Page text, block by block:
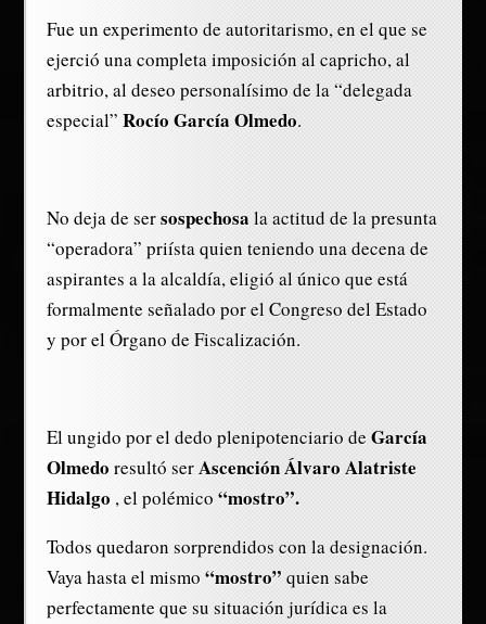
Fue un experimento de autoritarismo, en el que se
ejerció una completa imposición al capricho, al
arbitrio, al deseo personalísimo de la “delegada
especial” Rocío García Olmedo.
No deja de sersospechosa la actitud de la presunta
“operadora” priísta quien teniendo una decena de
aspirantes a la alcaldía, eligió al único que está
formalmente señalado por el Congreso del Estado
y por el Órgano de Fiscalización.
El ungido por el dedo plenipotenciario deGarcía
Olmedo resultó serAscención Álvaro Alatriste
Hidalgo , el polémico “mostro”.
Todos quedaron sorprendidos con la designación.
Vaya hasta el mismo “mostro” quien sabe
perfectamente que su situación jurídica es la